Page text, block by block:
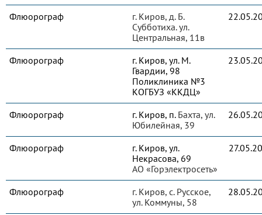
Флюорограф
г. Киров, д. Б.
Субботиха. ул.
Центральная, 11в
Флюорограф
г. Киров, ул. М.
Гвардии, 98
Поликлиника №3
КОГБУЗ «ККДЦ»
Флюорограф г. Киров, п. Бахта, ул.
Юбилейная, 39
Флюорограф
г. Киров, ул.
Некрасова, 69
АО «Горэлектросеть»
Флюорограф
г. Киров, с. Русское,
ул. Коммуны, 58